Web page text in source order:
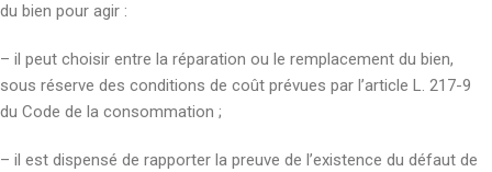
du bien pour agir :
– il peut choisir entre la réparation ou le remplacement du bien,
sous réserve des conditions de coût prévues par l’article L. 217-9
du Code de la consommation ;
– il est dispensé de rapporter la preuve de l’existence du défaut de